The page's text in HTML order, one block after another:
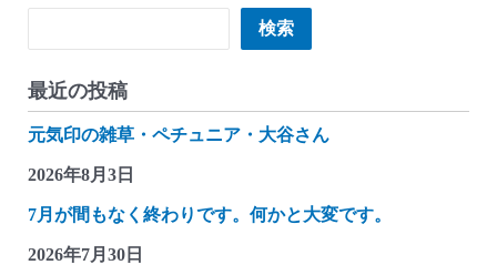
箱
ん
つ
れ
れ
雑
検索
最近の投稿
元気印の雑草・ペチュニア・大谷さん
2026年8月3日
7月が間もなく終わりです。何かと大変です。
2026年7月30日